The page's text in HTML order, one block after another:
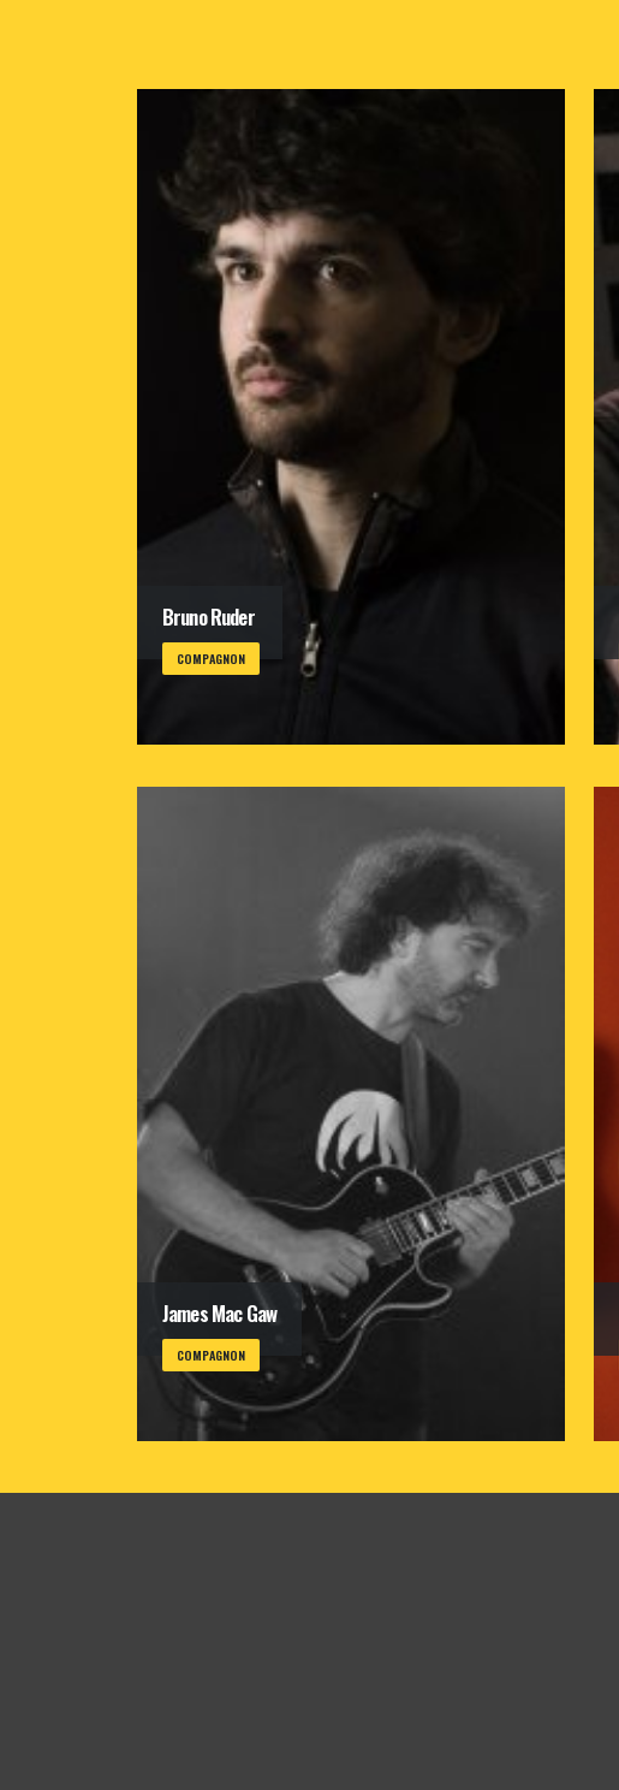
Bruno Ruder
COMPAGNON
James Mac Gaw
COMPAGNON